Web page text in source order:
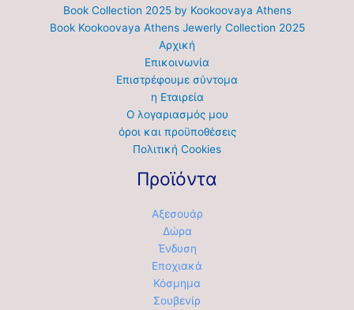
Book Collection 2025 by Kookoovaya Athens
Book Kookoovaya Athens Jewerly Collection 2025
Αρχική
Επικοινωνία
Επιστρέφουμε σύντομα
η Εταιρεία
Ο λογαριασμός μου
όροι και προϋποθέσεις
Πολιτική Cookies
Προϊόντα
Αξεσουάρ
Δώρα
Ένδυση
Εποχιακά
Κόσμημα
Σουβενίρ